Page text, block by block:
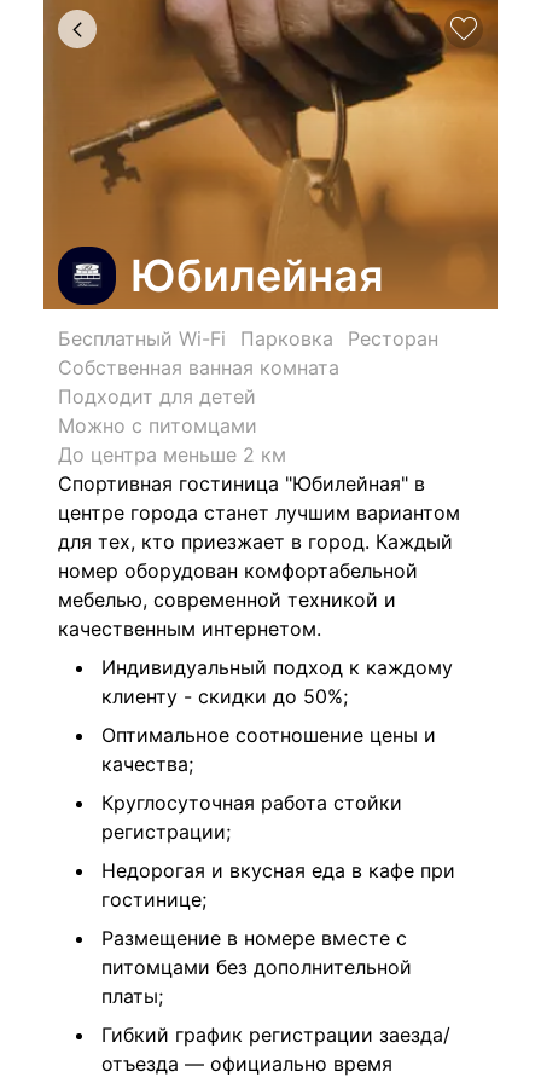
Юбилейная
Бесплатный Wi-Fi Парковка
Ресторан
Собственная ванная комната
Подходит для детей
Можно с питомцами
До центра меньше 2 км
Спортивная гостиница "Юбилейная" в
центре города станет лучшим вариантом
для тех, кто приезжает в город. Каждый
номер оборудован комфортабельной
мебелью, современной техникой и
качественным интернетом.
Индивидуальный подход к каждому
клиенту - скидки до 50%;
Оптимальное соотношение цены и
качества;
Круглосуточная работа стойки
регистрации;
Недорогая и вкусная еда в кафе при
гостинице;
Размещение в номере вместе с
питомцами без дополнительной
платы;
Гибкий график регистрации заезда/
отъезда — официально время